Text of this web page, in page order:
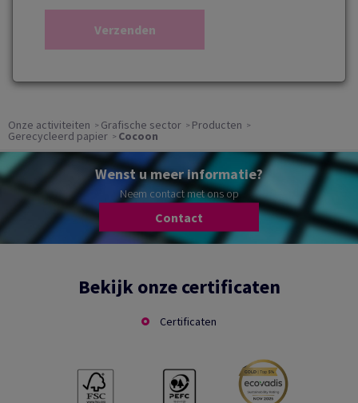
Onze activiteiten Grafische sector Producten
Gerecycleerd papier Cocoon
Wenst u meer informatie?
Neem contact met ons op
Contact
Bekijk onze certificaten
Certificaten